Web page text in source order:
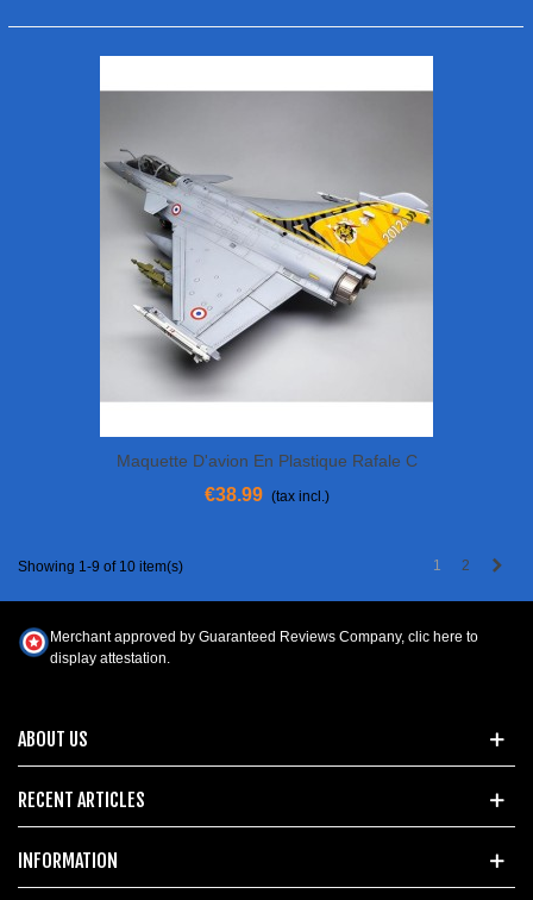
Maquette D'avion En Plastique Rafale C
"EC 1/7 Provence 2012" 1/48
€38.99 (tax incl.)
Showing 1-9 of 10 item(s) 1 2
ABOUT US
RECENT ARTICLES
INFORMATION
Merchant approved by Guaranteed Reviews Company, clic here to
display attestation.